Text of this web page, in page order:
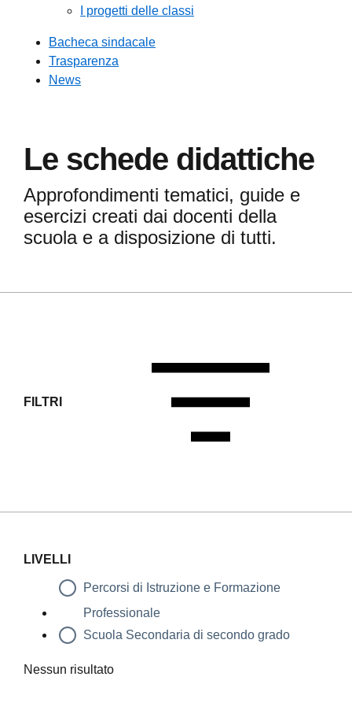
I progetti delle classi
Bacheca sindacale
Trasparenza
News
Le schede didattiche
Approfondimenti tematici, guide e
esercizi creati dai docenti della
scuola e a disposizione di tutti.
FILTRI
Filtri
LIVELLI
Percorsi di Istruzione e Formazione
Professionale
Scuola Secondaria di secondo grado
Nessun risultato